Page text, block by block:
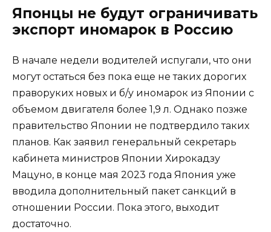
Японцы не будут ограничивать
экспорт иномарок в Россию
В начале недели водителей испугали, что они
могут остаться без пока еще не таких дорогих
праворуких новых и б/у иномарок из Японии с
объемом двигателя более 1,9 л. Однако позже
правительство Японии не подтвердило таких
планов. Как заявил генеральный секретарь
кабинета министров Японии Хирокадзу
Мацуно, в конце мая 2023 года Япония уже
вводила дополнительный пакет санкций в
отношении России. Пока этого, выходит
достаточно.